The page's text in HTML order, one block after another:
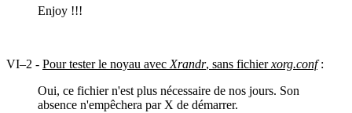
Enjoy !!!
VI–2 - Pour tester le noyau avec Xrandr, sans fichierxorg.conf:
Oui, ce fichier n'est plus nécessaire de nos jours. Son
absence n'empêchera par X de démarrer.